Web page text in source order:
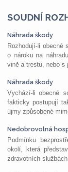
SOUDNÍ
Náhrada škody
Rozhodují-li
o nároku na
vině a trestu, nebo s
Náhrada škody
Vychází-li obecné
fakticky postupují
újmy způsobené
Nedobrovolná
Podmínku
okolí, která
zdravotních